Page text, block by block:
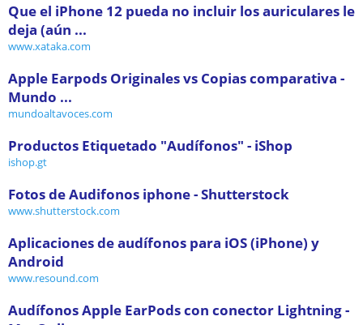
Que el iPhone 12 pueda no incluir los auriculares le
deja (aún ...
www.xataka.com
Apple Earpods Originales vs Copias comparativa -
Mundo ...
mundoaltavoces.com
Productos Etiquetado "Audífonos" - iShop
ishop.gt
Fotos de Audifonos iphone - Shutterstock
www.shutterstock.com
Aplicaciones de audífonos para iOS (iPhone) y
Android
www.resound.com
Audífonos Apple EarPods con conector Lightning -